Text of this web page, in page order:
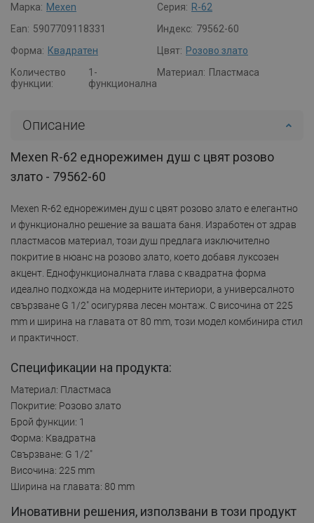
Марка: Mexen Серия: R-62
Ean: 5907709118331 Индекс: 79562-60
Форма: Квадратен Цвят: Розово злато
Количество
функции:
1-
функционална
Материал: Пластмаса
Описание
Mexen R-62 еднорежимен душ с цвят розово
злато - 79562-60
Mexen R-62 еднорежимен душ с цвят розово злато е елегантно
и функционално решение за вашата баня. Изработен от здрав
пластмасов материал, този душ предлага изключително
покритие в нюанс на розово злато, което добавя луксозен
акцент. Еднофункционалната глава с квадратна форма
идеално подхожда на модерните интериори, а универсалното
свързване G 1/2" осигурява лесен монтаж. С височина от 225
mm и ширина на главата от 80 mm, този модел комбинира стил
и практичност.
Спецификации на продукта:
Материал: Пластмаса
Покритие: Розово злато
Брой функции: 1
Форма: Квадратна
Свързване: G 1/2"
Височина: 225 mm
Ширина на главата: 80 mm
Иновативни решения, използвани в този продукт